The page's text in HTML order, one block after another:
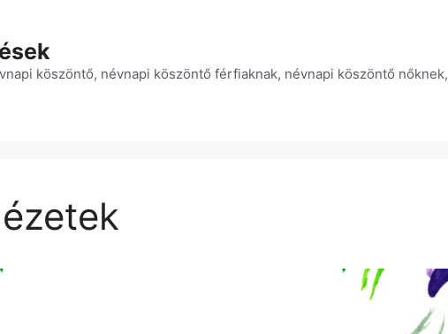
köszöntő, névnapi köszöntő férfiaknak, névnapi köszöntő nőknek,